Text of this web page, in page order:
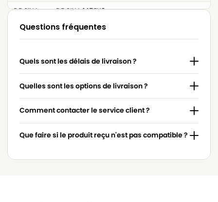
DE SINA
DE SINA 145EX2
DE SINA
DE SINA 14EX2
DE SINA
DE SINA 2400
DE SINA
DE SINA COMPACTO(Série)
DE SINA
DE SINA RADEL(Série)
DE SINA
DE SINA XL1100E
DE SINA
DE SINA XT1200(FLOORLINE/COMPACTO)
Questions fréquentes
Quels sont les délais de livraison ?
Quelles sont les options de livraison ?
Comment contacter le service client ?
Que faire si le produit reçu n'est pas compatible ?